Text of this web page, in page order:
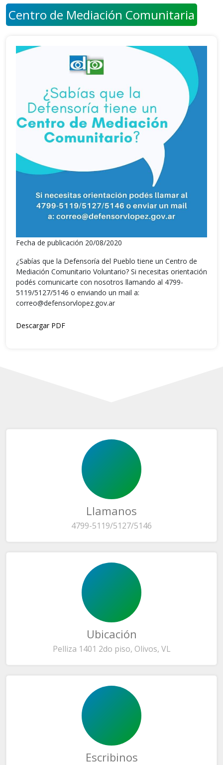
Centro de Mediación Comunitaria
Fecha de publicación 20/08/2020
¿Sabías que la Defensoría del Pueblo tiene un Centro de
Mediación Comunitario Voluntario? Si necesitas orientación
podés comunicarte con nosotros llamando al 4799-
5119/5127/5146 o enviando un mail a:
correo@defensorvlopez.gov.ar
Descargar PDF
Llamanos
4799-5119/5127/5146
Ubicación
Pelliza 1401 2do piso, Olivos, VL
Escribinos